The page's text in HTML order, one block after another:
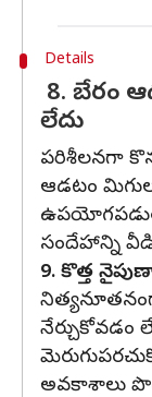
Details
8. బేరం
లేదు
పరిశీలనగా
ఆడటం
సందేహాన్ని వీడి,
9. కొత్త
నేర్చుకోవడం
అవకాశాలు